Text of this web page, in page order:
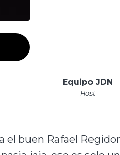
Equipo JDN
Host
buen Rafael